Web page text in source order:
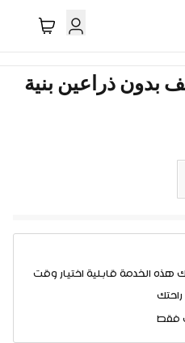
بدون ذراعين بنية
هذه الخدمة قابلية اختيار وقت
فقط